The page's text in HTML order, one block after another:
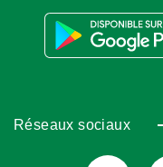
Réseaux sociaux